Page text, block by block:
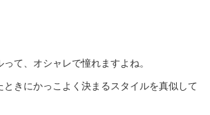
て、オシャレで憧れますよね。
ときにかっこよく決まるスタイルを真似して